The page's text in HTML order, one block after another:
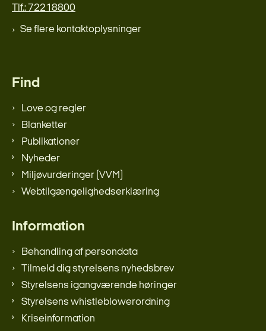
Tlf.: 72218800
Se flere kontaktoplysninger
Find
Love og regler
Blanketter
Publikationer
Nyheder
Miljøvurderinger (VVM)
Webtilgængelighedserklæring
Information
Behandling af persondata
Tilmeld dig styrelsens nyhedsbrev
Styrelsens igangværende høringer
Styrelsens whistleblowerordning
Kriseinformation